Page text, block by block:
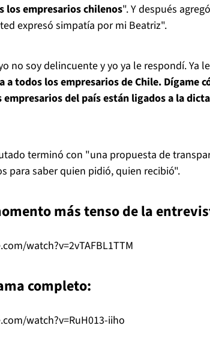
los empresarios chilenos". Y después
expresó simpatía por mi Beatriz".
no soy delincuente y yo ya le respondí. Ya
a todos los empresarios de Chile. Dígame
empresarios del país están ligados a la
terminó con "una propuesta de
para saber quien pidió, quien recibió".
más tenso de la
watch?v=2vTAFBL1TTM
completo:
watch?v=RuH013-iiho